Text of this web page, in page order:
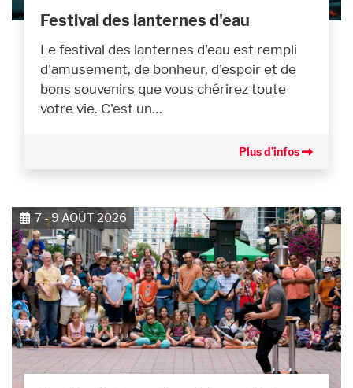
Festival des lanternes d'eau
Le festival des lanternes d'eau est rempli
d'amusement, de bonheur, d'espoir et de
bons souvenirs que vous chérirez toute
votre vie. C'est un…
Plus d’infos
7 - 9 AOÛT 2026